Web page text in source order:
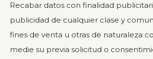
Recabar datos con finalidad
publicidad de cualquier clase y
fines de venta u otras de naturaleza
medie su previa solicitud o